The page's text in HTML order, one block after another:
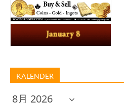
KALENDER